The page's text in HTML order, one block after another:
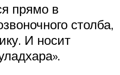
прямо в
столба,
И носит